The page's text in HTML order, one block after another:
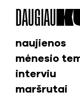
DAUGIAU
naujienos
mėnesio
interviu
maršrutai